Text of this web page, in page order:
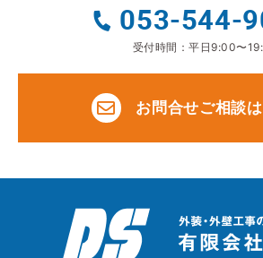
053-544-
受付時間：平日9:00〜
お問合せご相談